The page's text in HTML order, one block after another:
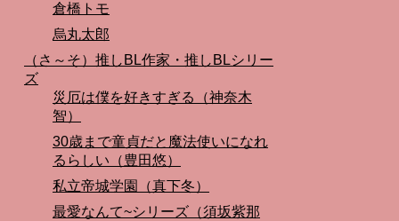
倉橋トモ
烏丸太郎
（さ～そ）推しBL作家・推しBLシリー
ズ
災厄は僕を好きすぎる（神奈木
智）
30歳まで童貞だと魔法使いになれ
るらしい（豊田悠）
私立帝城学園（真下冬）
最愛なんて~シリーズ（須坂紫那